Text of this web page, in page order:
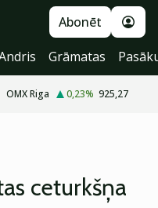
Abonēt
Grāmatas
OMX Riga 0,23% 925,27
ceturkšņa